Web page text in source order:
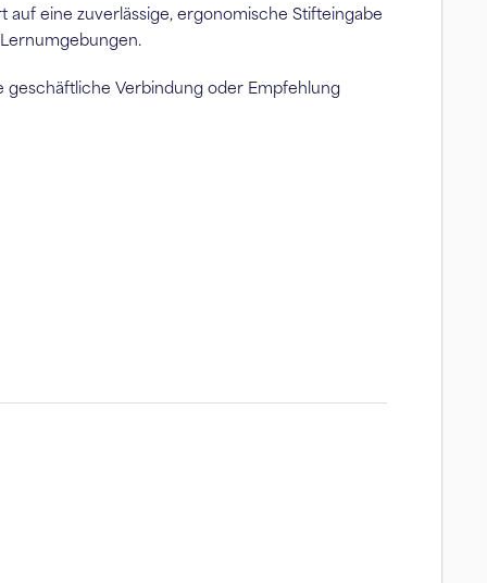
auf eine zuverlässige, ergonomische Stifteingabe
geschäftliche Verbindung oder Empfehlung